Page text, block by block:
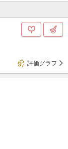
評価グラフ